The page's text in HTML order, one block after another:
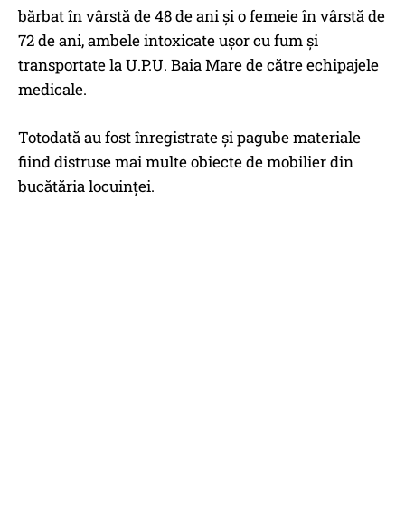
bărbat în vârstă de 48 de ani și o femeie în vârstă de
72 de ani, ambele intoxicate ușor cu fum și
transportate la U.P.U. Baia Mare de către echipajele
medicale.
Totodată au fost înregistrate și pagube materiale
fiind distruse mai multe obiecte de mobilier din
bucătăria locuinței.